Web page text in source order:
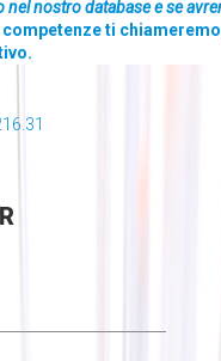
nel nostro database e se
ti